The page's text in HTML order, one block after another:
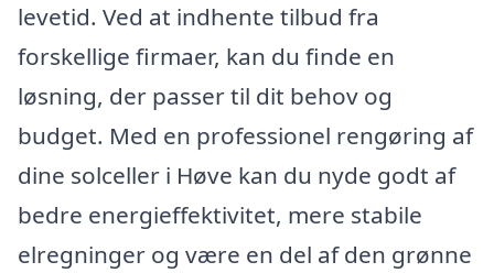
levetid. Ved at indhente tilbud fra
forskellige firmaer, kan du finde en
løsning, der passer til dit behov og
budget. Med en professionel rengøring af
dine solceller i Høve kan du nyde godt af
bedre energieffektivitet, mere stabile
elregninger og være en del af den grønne